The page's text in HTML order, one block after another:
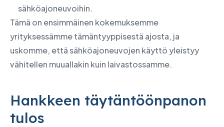
sähköajoneuvoihin.
Tämä on ensimmäinen kokemuksemme
yrityksessämme tämäntyyppisestä ajosta, ja
uskomme, että sähköajoneuvojen käyttö yleistyy
vähitellen muuallakin kuin laivastossamme.
Hankkeen täytäntöönpanon
tulos